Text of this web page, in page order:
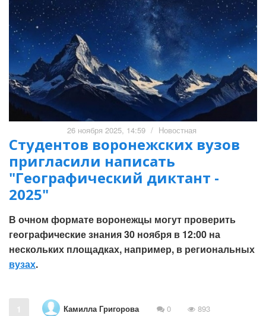
26 ноября 2025, 14:59 / Новостная
Студентов воронежских вузов
пригласили написать
"Географический диктант -
2025"
В очном формате воронежцы могут проверить
географические знания 30 ноября в 12:00 на
нескольких площадках, например, в региональных
вузах.
1 Камилла Григорова 0 893